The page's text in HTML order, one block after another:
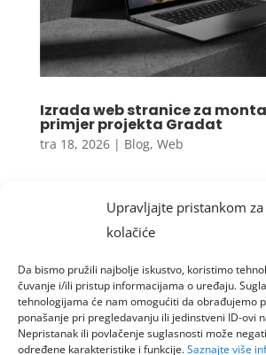
Upravljajte pristankom za
kolačiće
Da bismo pružili najbolje iskustvo, koristimo
čuvanje i/ili pristup informacijama o uređaju.
tehnologijama će nam omogućiti da obrađujemo
ponašanje pri pregledavanju ili jedinstveni ID-ovi
Nepristanak ili povlačenje suglasnosti može
određene karakteristike i funkcije.Saznajte više
Izrada web stranice za
primjer projekta Gradat
tra 18, 2026| Blog, Web
naručitelja Gradat bila je
vremena i povećanje kvalitete
element projekta bio je razvoj
kalkulatora cijene izgradnje kuće,
potencijalnim kupcima
procjenu...